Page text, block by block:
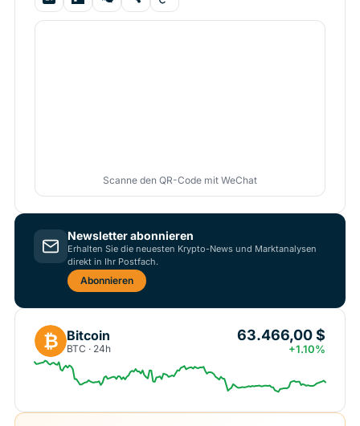
Scanne den QR-Code mit WeChat
Newsletter abonnieren
Erhalten Sie die neuesten Krypto-News und Marktanalysen
direkt in Ihr Postfach.
Abonnieren
₿ Bitcoin
BTC · 24h
63.466,00 $
+1.10%